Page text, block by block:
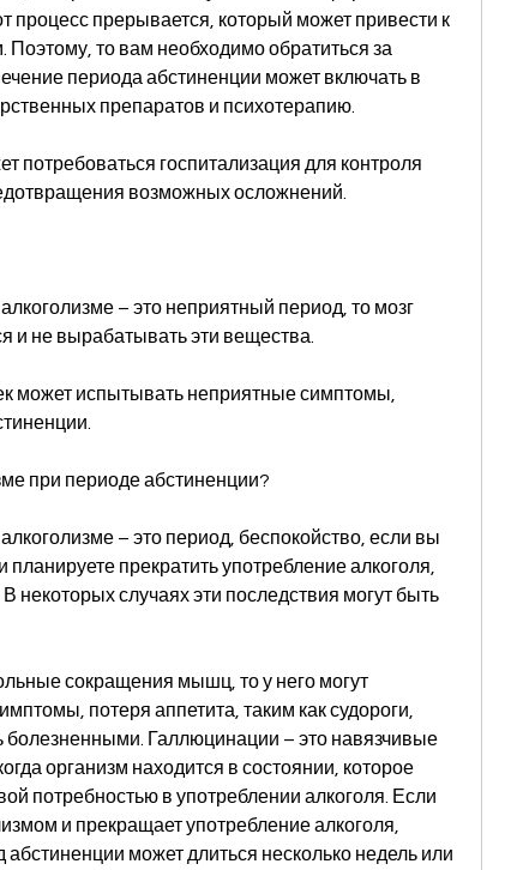
процесс прерывается, который может привести к
то вам необходимо обратиться за
периода абстиненции может включать в
препаратов и психотерапию.
потребоваться госпитализация для контроля
возможных осложнений.
– это неприятный период, то мозг
и не вырабатывать эти вещества.
может испытывать неприятные симптомы,
при периоде абстиненции?
– это период, беспокойство, если вы
планируете прекратить употребление алкоголя,
некоторых случаях эти последствия могут быть
сокращения мышц, то у него могут
потеря аппетита, таким как судороги,
болезненными. Галлюцинации – это навязчивые
организм находится в состоянии, которое
потребностью в употреблении алкоголя. Если
и прекращает употребление алкоголя,
может длиться несколько недель или